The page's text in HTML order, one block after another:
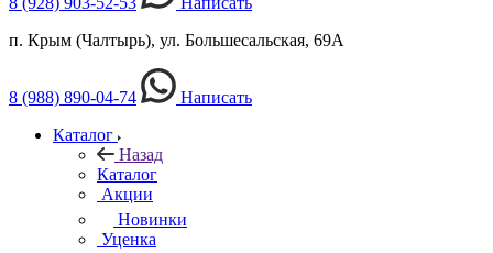
п. Крым (Чалтырь), ул. Большесальская, 69А
8 (988) 890-04-74
Написать
Каталог
Назад
Каталог
Акции
Новинки
Уценка